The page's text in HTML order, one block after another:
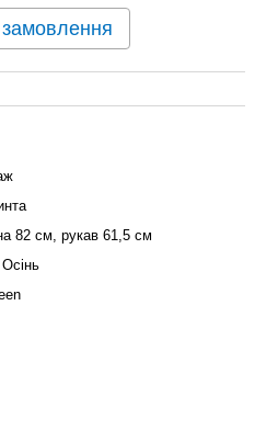
82 см, рукав 61,5 см